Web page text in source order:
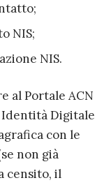
NIS;
NIS.
al Portale ACN
Identità Digitale
con le
non già
censito, il